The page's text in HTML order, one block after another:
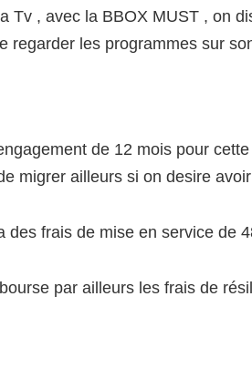
Tv , avec la BBOX MUST , on
regarder les programmes sur
de 12 mois pour
migrer ailleurs si on desire
des frais de mise en service de
par ailleurs les frais de